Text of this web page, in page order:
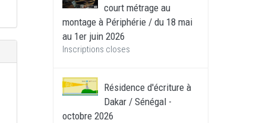
court métrage au
montage à Périphérie / du 18 mai
au 1er juin 2026
Inscriptions closes
Résidence d'écriture à
Dakar / Sénégal -
octobre 2026